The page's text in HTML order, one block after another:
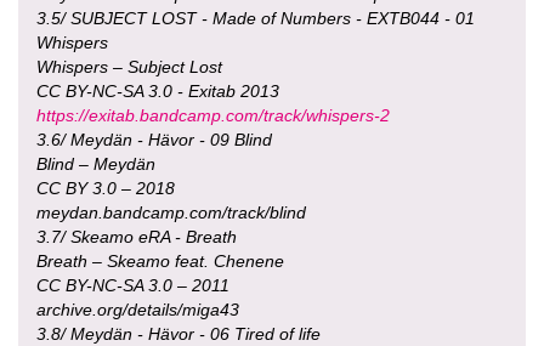
3.5/ SUBJECT LOST - Made of Numbers - EXTB044 - 01
Whispers
Whispers – Subject Lost
CC BY-NC-SA 3.0 - Exitab 2013
https://exitab.bandcamp.com/track/whispers-2
3.6/ Meydän - Hävor - 09 Blind
Blind – Meydän
CC BY 3.0 – 2018
meydan.bandcamp.com/track/blind
3.7/ Skeamo eRA - Breath
Breath – Skeamo feat. Chenene
CC BY-NC-SA 3.0 – 2011
archive.org/details/miga43
3.8/ Meydän - Hävor - 06 Tired of life